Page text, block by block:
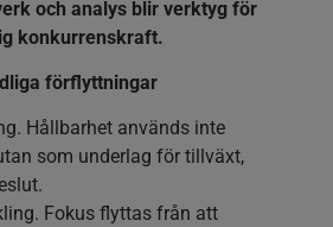
och analys blir verktyg för
konkurrenskraft.
förflyttningar
Hållbarhet används inte
som underlag för tillväxt,
Fokus flyttas från att